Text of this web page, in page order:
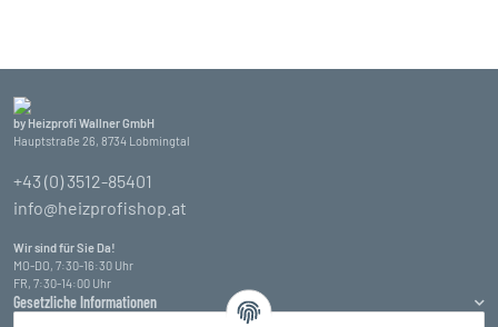
by Heizprofi Wallner GmbH
Hauptstraße 26, 8734 Lobmingtal
+43 (0) 3512-85401
info@heizprofishop.at
Wir sind für Sie Da!
MO-DO, 7:30-16:30 Uhr
FR, 7:30-14:00 Uhr
Gesetzliche Informationen